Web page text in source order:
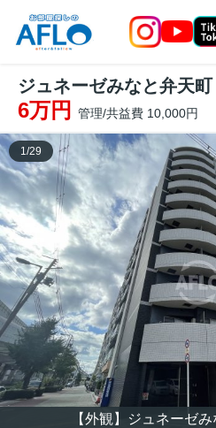
ジュネーゼみなと弁天町
6万円 管理/共益費 10,000円
【外観】ジュネーゼ
1 /29